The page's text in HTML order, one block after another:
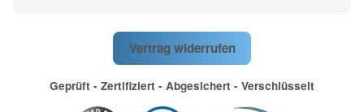
Vertrag widerrufen
Geprüft - Zertifiziert - Abgesichert - Verschlüsselt